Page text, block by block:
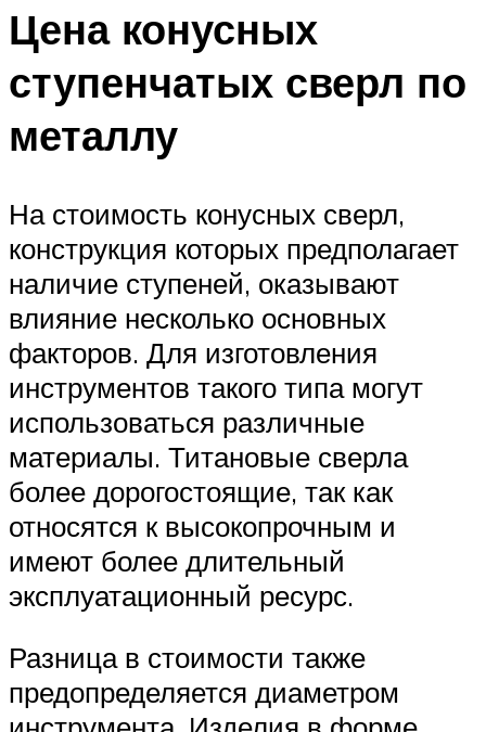
Цена конусных
ступенчатых сверл по
металлу
На стоимость конусных сверл,
конструкция которых предполагает
наличие ступеней, оказывают
влияние несколько основных
факторов. Для изготовления
инструментов такого типа могут
использоваться различные
материалы. Титановые сверла
более дорогостоящие, так как
относятся к высокопрочным и
имеют более длительный
эксплуатационный ресурс.
Разница в стоимости также
предопределяется диаметром